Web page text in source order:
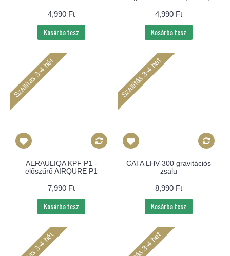
4,990 Ft
Kosárba tesz
4,990 Ft
Kosárba tesz
Szállítás 3-4 hét
AERAULIQA KPF P1 -
előszűrő AIRQURE P1
7,990 Ft
Kosárba tesz
Szállítás 3-4 hét
CATA LHV-300 gravitációs
zsalu
8,990 Ft
Kosárba tesz